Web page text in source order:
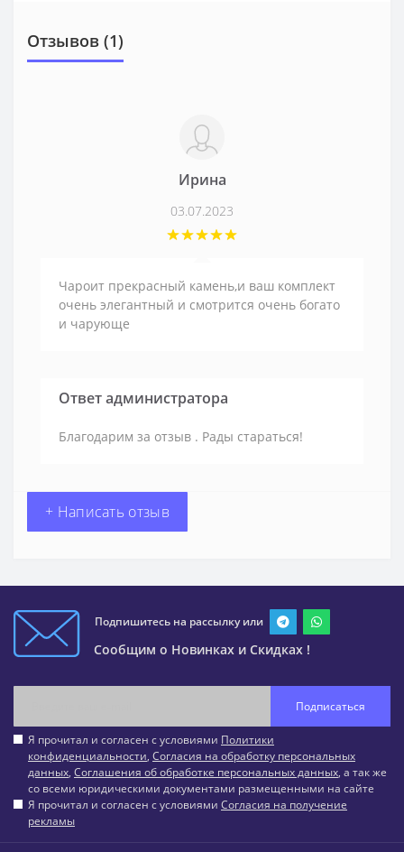
Отзывов (1)
Ирина
03.07.2023
Чароит прекрасный камень,и ваш комплект
очень элегантный и смотрится очень богато
и чарующе
Ответ администратора
Благодарим за отзыв . Рады стараться!
+ Написать отзыв
Подпишитесь на рассылку или
Сообщим о Новинках и Скидках !
Подписаться
Я прочитал и согласен с условиями Политики
конфиденциальности, Согласия на обработку персональных
данных, Соглашения об обработке персональных данных, а так же
со всеми юридическими документами размещенными на сайте
Я прочитал и согласен с условиями Согласия на получение
рекламы